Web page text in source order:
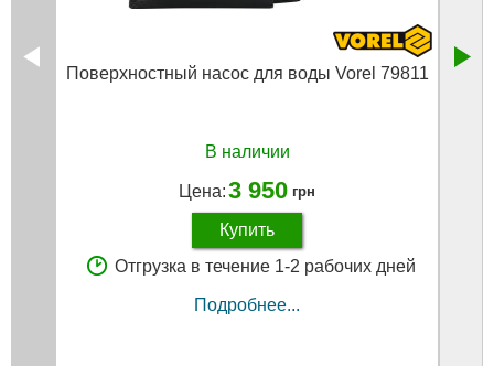
Поверхностный насос для воды Vorel 79811
В наличии
Цена:3 950 грн
Купить
Отгрузка в течение 1-2 рабочих дней
Подробнее...